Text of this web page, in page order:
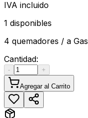
IVA incluido
1 disponibles
4 quemadores / a Gas
Cantidad:
- +
Agregar al Carrito